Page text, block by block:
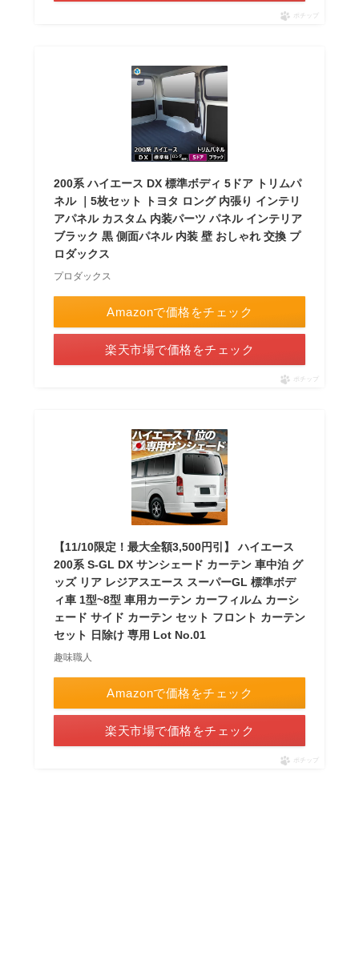
ポチップ
200系 ハイエース DX 標準ボディ 5ドア トリムパ
ネル ｜5枚セット トヨタ ロング 内張り インテリ
アパネル カスタム 内装パーツ パネル インテリア
ブラック 黒 側面パネル 内装 壁 おしゃれ 交換 プ
ロダックス
プロダックス
Amazonで価格をチェック
楽天市場で価格をチェック
ポチップ
【11/10限定！最大全額3,500円引】 ハイエース
200系 S-GL DX サンシェード カーテン 車中泊 グ
ッズ リア レジアスエース スーパーGL 標準ボデ
ィ車 1型~8型 車用カーテン カーフィルム カーシ
ェード サイド カーテン セット フロント カーテン
セット 日除け 専用 Lot No.01
趣味職人
Amazonで価格をチェック
楽天市場で価格をチェック
ポチップ